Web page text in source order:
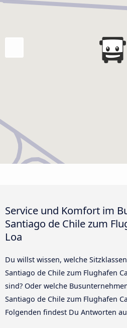
Service und Komfort im
Santiago de Chile zum
Loa
Du willst wissen, welche
Santiago de Chile zum Flughafen
sind? Oder welche
Santiago de Chile zum Flughafen
Folgenden findest Du Antworten